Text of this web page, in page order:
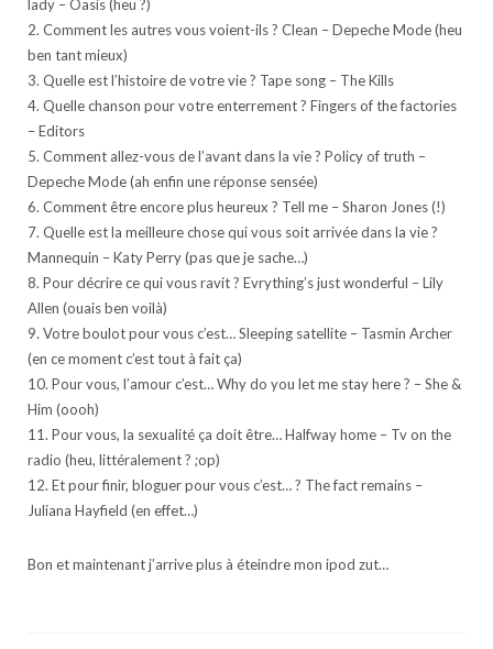
lady – Oasis (heu ?)
2. Comment les autres vous voient-ils ? Clean – Depeche Mode (heu
ben tant mieux)
3. Quelle est l’histoire de votre vie ? Tape song – The Kills
4. Quelle chanson pour votre enterrement ? Fingers of the factories
– Editors
5. Comment allez-vous de l’avant dans la vie ? Policy of truth –
Depeche Mode (ah enfin une réponse sensée)
6. Comment être encore plus heureux ? Tell me – Sharon Jones (!)
7. Quelle est la meilleure chose qui vous soit arrivée dans la vie ?
Mannequin – Katy Perry (pas que je sache…)
8. Pour décrire ce qui vous ravit ? Evrything’s just wonderful – Lily
Allen (ouais ben voilà)
9. Votre boulot pour vous c’est… Sleeping satellite – Tasmin Archer
(en ce moment c’est tout à fait ça)
10. Pour vous, l’amour c’est… Why do you let me stay here ? – She &
Him (oooh)
11. Pour vous, la sexualité ça doit être… Halfway home – Tv on the
radio (heu, littéralement ? ;op)
12. Et pour finir, bloguer pour vous c’est… ? The fact remains –
Juliana Hayfield (en effet…)
Bon et maintenant j’arrive plus à éteindre mon ipod zut…